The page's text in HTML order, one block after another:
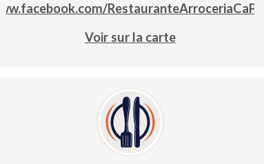
RestauranteArroceriaCaPau
Voir sur la carte